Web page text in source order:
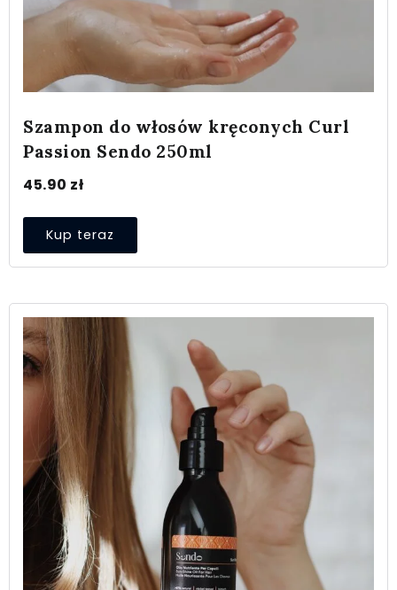
Szampon do włosów kręconych Curl
Passion Sendo 250ml
45.90 zł
Kup teraz